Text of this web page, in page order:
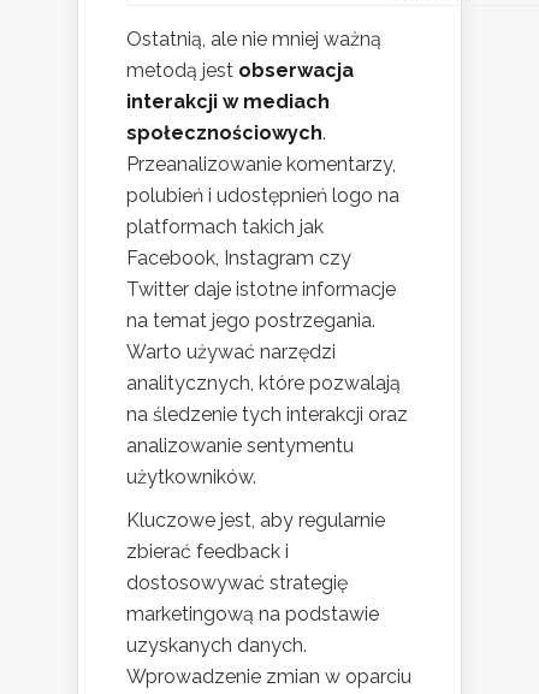
Ostatnią, ale nie mniej ważną
metodą jest obserwacja
interakcji w mediach
społecznościowych.
Przeanalizowanie komentarzy,
polubień i udostępnień logo na
platformach takich jak
Facebook, Instagram czy
Twitter daje istotne informacje
na temat jego postrzegania.
Warto używać narzędzi
analitycznych, które pozwalają
na śledzenie tych interakcji oraz
analizowanie sentymentu
użytkowników.
Kluczowe jest, aby regularnie
zbierać feedback i
dostosowywać strategię
marketingową na podstawie
uzyskanych danych.
Wprowadzenie zmian w oparciu